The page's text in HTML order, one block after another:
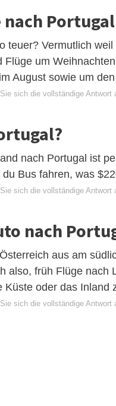
teuer? Vermutlich
um
August sowie um
sich die vollständige Antwort
nach Portugal ist
Bus fahren, was
sich die vollständige Antwort
nach
aus am
also, früh Flüge nach
oder das Inland
sich die vollständige Antwort